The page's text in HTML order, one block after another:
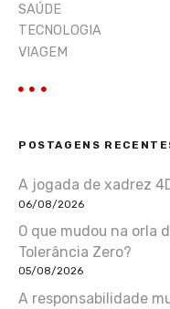
SAÚDE
TECNOLOGIA
VIAGEM
POSTAGENS
A jogada de xadrez
06/08/2026
O que mudou na orla
Tolerância Zero?
05/08/2026
A responsabilidade